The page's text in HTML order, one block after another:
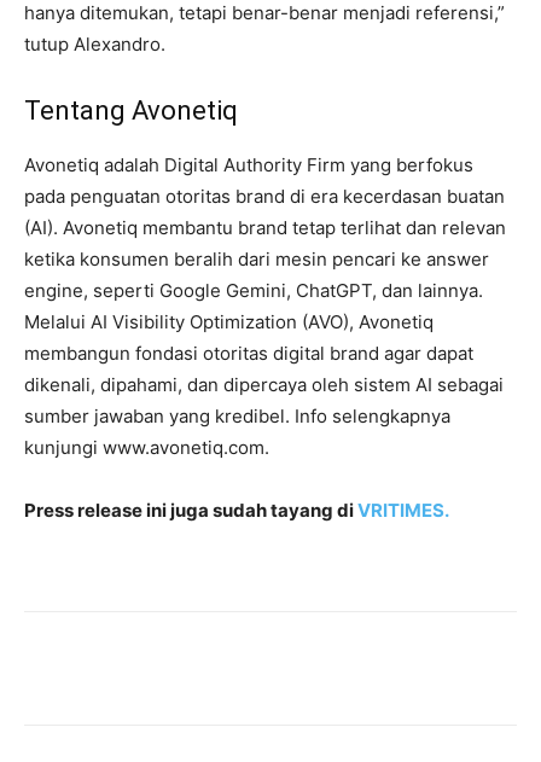
hanya ditemukan, tetapi benar-benar menjadi referensi,”
tutup Alexandro.
Tentang Avonetiq
Avonetiq adalah Digital Authority Firm yang berfokus
pada penguatan otoritas brand di era kecerdasan buatan
(AI). Avonetiq membantu brand tetap terlihat dan relevan
ketika konsumen beralih dari mesin pencari ke answer
engine, seperti Google Gemini, ChatGPT, dan lainnya.
Melalui AI Visibility Optimization (AVO), Avonetiq
membangun fondasi otoritas digital brand agar dapat
dikenali, dipahami, dan dipercaya oleh sistem AI sebagai
sumber jawaban yang kredibel. Info selengkapnya
kunjungi www.avonetiq.com.
Press release ini juga sudah tayang diVRITIMES.